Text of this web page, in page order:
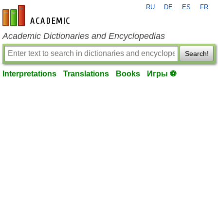
en-academic.com
RU DE ES FR
Academic Dictionaries and Encyclopedias
Search!
Interpretations Translations Books Игры ⚽